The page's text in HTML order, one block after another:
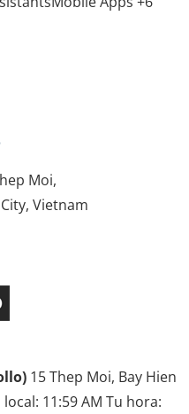
Moi,
Vietnam
15 Thep Moi, Bay Hien
local: 11:59 AM Tu hora: